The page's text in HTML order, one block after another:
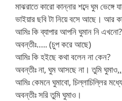
মাঝরাতে কারো কান্নার শব্দে ঘুম
ভাইয়ার ছবি টা নিয়ে বসে আছে। আর
আমিঃ কি ব্যাপার আপনি ঘুমান নি এখনো?
অবন্তীঃ….. (চুপ করে আছে)
আমিঃ কি হইছে কথা বলেন না কেন?
অবন্তীঃ না, ঘুম আসছে না। তুমি
আমিঃ কেমনে ঘুমাবো, চিল্লাচিল্লির
অবন্তীঃ সরি তুমি ঘুমাও।